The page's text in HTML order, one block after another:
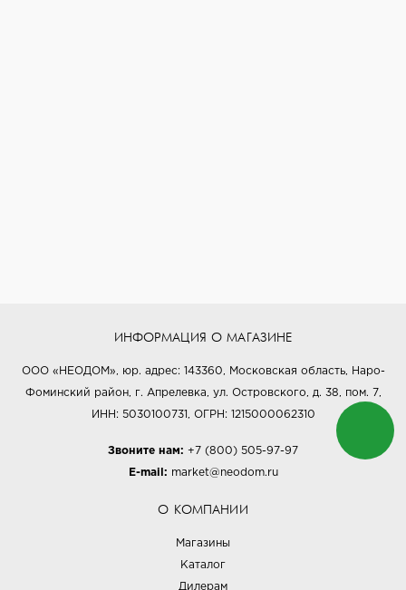
ИНФОРМАЦИЯ О МАГАЗИНЕ
ООО «НЕОДОМ», юр. адрес: 143360, Московская область, Наро-
Фоминский район, г. Апрелевка, ул. Островского, д. 38, пом. 7,
ИНН: 5030100731, ОГРН: 1215000062310
Звоните нам: +7 (800) 505-97-97
E-mail: market@neodom.ru
О КОМПАНИИ
Магазины
Каталог
Дилерам